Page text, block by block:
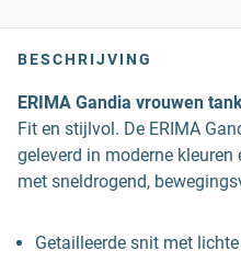
BESCHRIJVING
ERIMA Gandia vrouwen
Fit en stijlvol. De ERIMA
geleverd in moderne
met sneldrogend,
Getailleerde snit met